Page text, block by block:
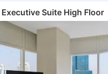
Suite High Floor